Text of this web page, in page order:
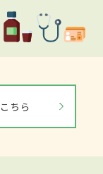
こと）、
ること）
る。
ちら